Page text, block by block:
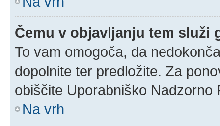
Čemu v objavljanju tem služi
To vam omogoča, da
dopolnite ter predložite. Za
obiščite Uporabniško Nadzorno
Na vrh